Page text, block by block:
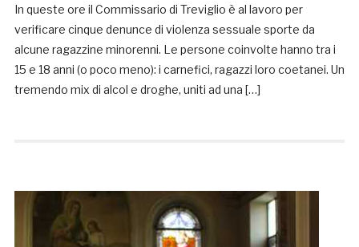
In queste ore il Commissario di Treviglio è al lavoro per
verificare cinque denunce di violenza sessuale sporte da
alcune ragazzine minorenni. Le persone coinvolte hanno tra i
15 e 18 anni (o poco meno): i carnefici, ragazzi loro coetanei. Un
tremendo mix di alcol e droghe, uniti ad una […]